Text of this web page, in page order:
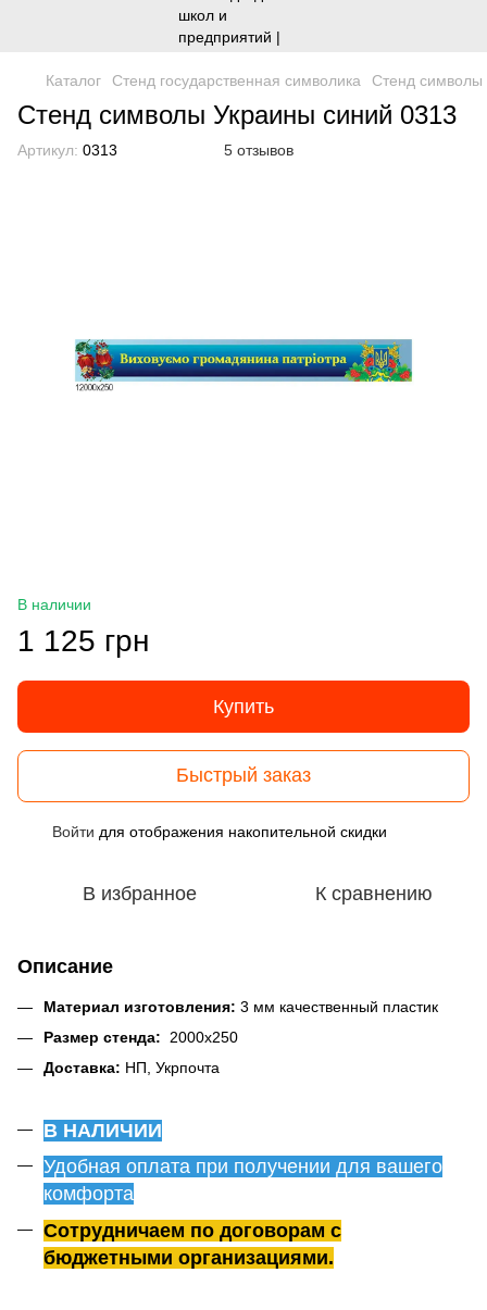
Каталог Стенд государственная символика Стенд символы
Стенд символы Украины синий 0313
Артикул: 0313 5 отзывов
В наличии
1 125 грн
Купить
Быстрый заказ
Войти для отображения накопительной скидки
В избранное К сравнению
Описание
Материал изготовления: 3 мм качественный пластик
Размер стенда: 2000х250
Доставка: НП, Укрпочта
В НАЛИЧИИ
Удобная оплата при получении для вашего
комфорта
Сотрудничаем по договорам с
бюджетными организациями.